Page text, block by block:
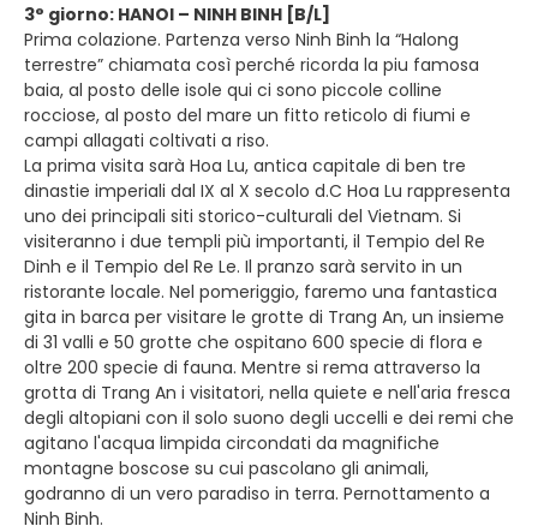
3° giorno: HANOI – NINH BINH [B/L]
Prima colazione. Partenza verso Ninh Binh la “Halong
terrestre” chiamata così perché ricorda la piu famosa
baia, al posto delle isole qui ci sono piccole colline
rocciose, al posto del mare un fitto reticolo di fiumi e
campi allagati coltivati a riso.
La prima visita sarà Hoa Lu, antica capitale di ben tre
dinastie imperiali dal IX al X secolo d.C Hoa Lu rappresenta
uno dei principali siti storico-culturali del Vietnam. Si
visiteranno i due templi più importanti, il Tempio del Re
Dinh e il Tempio del Re Le. Il pranzo sarà servito in un
ristorante locale. Nel pomeriggio, faremo una fantastica
gita in barca per visitare le grotte di Trang An, un insieme
di 31 valli e 50 grotte che ospitano 600 specie di flora e
oltre 200 specie di fauna. Mentre si rema attraverso la
grotta di Trang An i visitatori, nella quiete e nell'aria fresca
degli altopiani con il solo suono degli uccelli e dei remi che
agitano l'acqua limpida circondati da magnifiche
montagne boscose su cui pascolano gli animali,
godranno di un vero paradiso in terra. Pernottamento a
Ninh Binh.